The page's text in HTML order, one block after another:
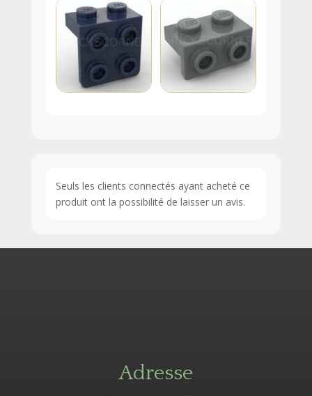
Seuls les clients connectés ayant acheté ce
produit ont la possibilité de laisser un avis.
Adresse